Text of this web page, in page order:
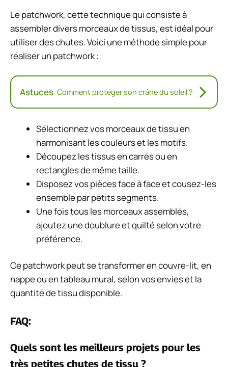
Le patchwork, cette technique qui consiste à
assembler divers morceaux de tissus, est idéal pour
utiliser des chutes. Voici une méthode simple pour
réaliser un patchwork :
Astuces Comment protéger son crâne du soleil ?
Sélectionnez vos morceaux de tissu en
harmonisant les couleurs et les motifs.
Découpez les tissus en carrés ou en
rectangles de même taille.
Disposez vos pièces face à face et cousez-les
ensemble par petits segments.
Une fois tous les morceaux assemblés,
ajoutez une doublure et quilté selon votre
préférence.
Ce patchwork peut se transformer en couvre-lit, en
nappe ou en tableau mural, selon vos envies et la
quantité de tissu disponible.
FAQ:
Quels sont les meilleurs projets pour les
très petites chutes de tissu ?